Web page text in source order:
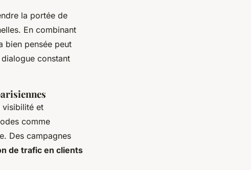
la portée de
En combinant
bien pensée peut
constant
visibilité et
comme
Des campagnes
de trafic en clients